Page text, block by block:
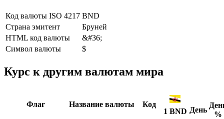
Код валюты ISO 4217 BND
Страна эмитент
Бруней
HTML код валюты
&#36;
Символ валюты
$
Курс к другим валютам мира
Флаг Название валюты
Код
1 BND День
%